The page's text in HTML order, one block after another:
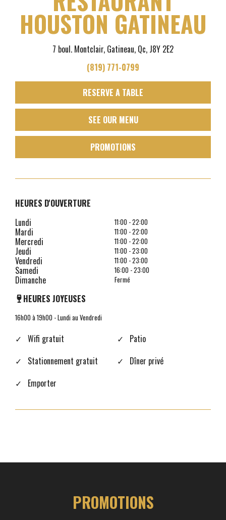
HOUSTON GATINEAU
7 boul. Montclair, Gatineau, Qc, J8Y 2E2
(819) 771-0799
RESERVE A TABLE
SEE OUR MENU
PROMOTIONS
HEURES D'OUVERTURE
Lundi
11:00 - 22:00
Mardi 11:00 - 22:00
Mercredi 11:00 - 22:00
Jeudi 11:00 - 23:00
Vendredi 11:00 - 23:00
Samedi 16:00 - 23:00
Dimanche Fermé
HEURES JOYEUSES
16h00 à 19h00 - Lundi au Vendredi
✓ Wifi gratuit
✓ Patio
✓ Stationnement gratuit
✓ Dîner privé
✓ Emporter
PROMOTIONS